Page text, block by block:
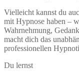
Vielleicht kannst du
mit Hypnose haben –
Wahrnehmung,
macht dich das
professionellen
Du lernst